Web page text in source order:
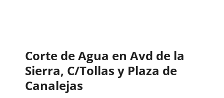
Corte de Agua en Avd de la
Sierra, C/Tollas y Plaza de
Canalejas